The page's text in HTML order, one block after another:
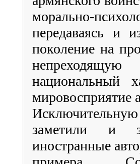
морально-
передаваясь и
поколение на
национальный
мировосприятие
заметили и
иностранные